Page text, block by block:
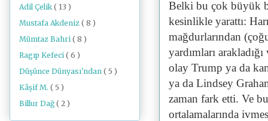
Belki bu çok büyük
kesinlikle yarattı:
mağdurlarından
yardımları
olay Trump ya da
ya da Lindsey
zaman fark etti. Ve
ortalamalarında
Adil Çelik ( 13 )
Mustafa Akdeniz ( 8 )
Mümtaz Bahri ( 8 )
Ragıp Kefeci ( 6 )
Düşünce Dünyası'ndan ( 5 )
Kâşif M. ( 5 )
Billur Dağ ( 2 )